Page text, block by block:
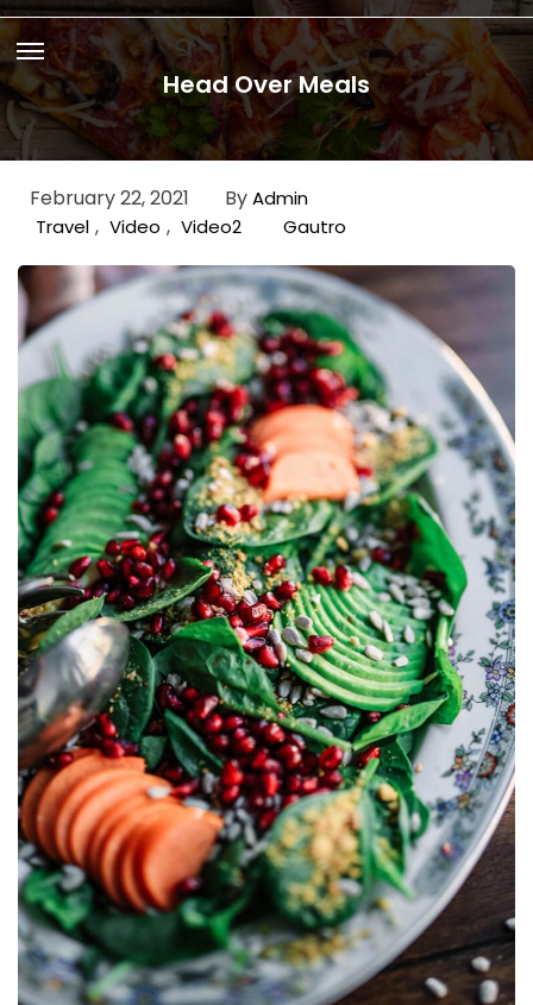
Head Over Meals
February 22, 2021 ByAdmin
Travel , Video , Video2 Gautro